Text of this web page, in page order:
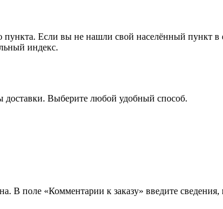
пункта. Если вы не нашли свой населённый пункт
индекс.
доставки. Выберите любой удобный способ.
В поле «Комментарии к заказу» введите